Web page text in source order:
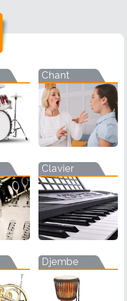
Chant
Clavier
Djembe